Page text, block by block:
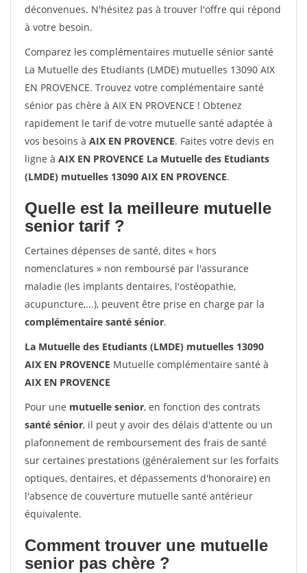
déconvenues. N'hésitez pas à trouver l'offre qui répond
à votre besoin.
Comparez les complémentaires mutuelle sénior santé
La Mutuelle des Etudiants (LMDE) mutuelles 13090 AIX
EN PROVENCE. Trouvez votre complémentaire santé
sénior pas chère à AIX EN PROVENCE ! Obtenez
rapidement le tarif de votre mutuelle santé adaptée à
vos besoins à AIX EN PROVENCE. Faites votre devis en
ligne à AIX EN PROVENCE La Mutuelle des Etudiants
(LMDE) mutuelles 13090 AIX EN PROVENCE.
Quelle est la meilleure mutuelle
senior tarif ?
Certaines dépenses de santé, dites « hors
nomenclatures » non remboursé par l'assurance
maladie (les implants dentaires, l'ostéopathie,
acupuncture,...), peuvent être prise en charge par la
complémentaire santé sénior.
La Mutuelle des Etudiants (LMDE) mutuelles 13090
AIX EN PROVENCE Mutuelle complémentaire santé à
AIX EN PROVENCE
Pour une mutuelle senior, en fonction des contrats
santé sénior, il peut y avoir des délais d'attente ou un
plafonnement de remboursement des frais de santé
sur certaines prestations (généralement sur les forfaits
optiques, dentaires, et dépassements d'honoraire) en
l'absence de couverture mutuelle santé antérieur
équivalente.
Comment trouver une mutuelle
senior pas chère ?